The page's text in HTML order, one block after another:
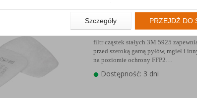
Filtr cząstek stałych 3M
5925, opakowanie 1 para
filtr cząstek stałych 3M 5925
przed szeroką gamą pyłów, mgieł i
na poziomie ochrony FFP2…
Dostępność: 3 dni
zalogowanych, aby umożliwić prawidłową
z tym prawidłowe działanie naszej strony www, a w
zamówienia na Państwa email lub wyświetlenie Państwu
czy cenach indywidualnych, ważna jest Państwa
zakładania konta.
jest dobrowolna i można ją w dowolnym momencie wycofać.
(rozwiń)
(rozwiń)
Szczegóły PRZEJDŹ DO